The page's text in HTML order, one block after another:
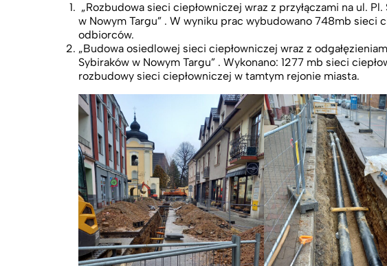
„Rozbudowa sieci ciepłowniczej wraz z przyłączami na ul.
w Nowym Targu” . W wyniku prac wybudowano 748mb sieci
odbiorców.
„Budowa osiedlowej sieci ciepłowniczej wraz z
Sybiraków w Nowym Targu” . Wykonano: 1277 mb sieci
rozbudowy sieci ciepłowniczej w tamtym rejonie miasta.